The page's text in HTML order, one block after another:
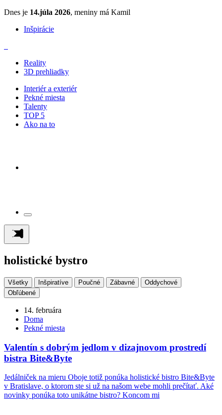
Dnes je 14.júla 2026, meniny má Kamil
Inšpirácie
Reality
3D prehliadky
Interiér a exteriér
Pekné miesta
Talenty
TOP 5
Ako na to
holistické bystro
Všetky Inšpiratíve Poučné Zábavné
Oddychové
Obľúbené
14. februára
Doma
Pekné miesta
Valentín s dobrým jedlom v dizajnovom prostredí
bistra Bite&Byte
Jedálniček na mieru Oboje totiž ponúka holistické bistro Bite&Byte
v Bratislave, o ktorom ste si už na našom webe mohli prečítať. Aké
novinky ponúka toto unikátne bistro? Koncom mi